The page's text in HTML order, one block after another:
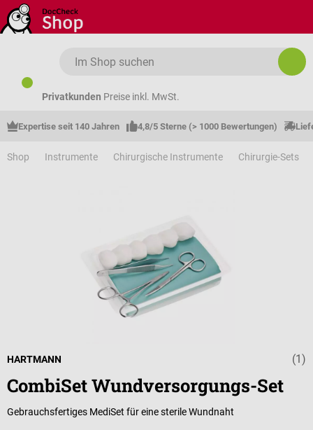
Zum Hauptinhalt springen
Privatkunden Preise inkl. MwSt.
Expertise seit 140 Jahren 4,8/5 Sterne (> 1000 Bewertungen)
Shop Instrumente Chirurgische Instrumente Chirurgie-Sets
(1)
HARTMANN
CombiSet Wundversorgungs-Set
Gebrauchsfertiges MediSet für eine sterile Wundnaht